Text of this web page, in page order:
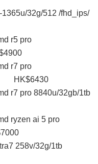
32g/512 /fhd_ips/
r5 pro
r7 pro
HK$6430
pro 8840u/32gb/1tb
ai 5 pro
258v/32g/1tb